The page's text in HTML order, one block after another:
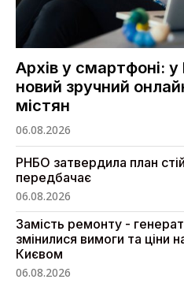
Архів у смартфоні: у
новий зручний
містян
06.08.2026
РНБО затвердила план
передбачає
06.08.2026
Замість ремонту -
змінилися вимоги та ціни
Києвом
06.08.2026